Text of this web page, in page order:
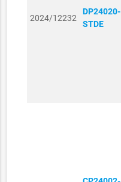
2024/12232
DP24020-
STDE